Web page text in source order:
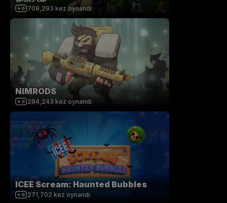
709,293 kez oynandı
NIMRODS
294,243 kez oynandı
ICEE Scream: Haunted Bubbles
271,702 kez oynandı